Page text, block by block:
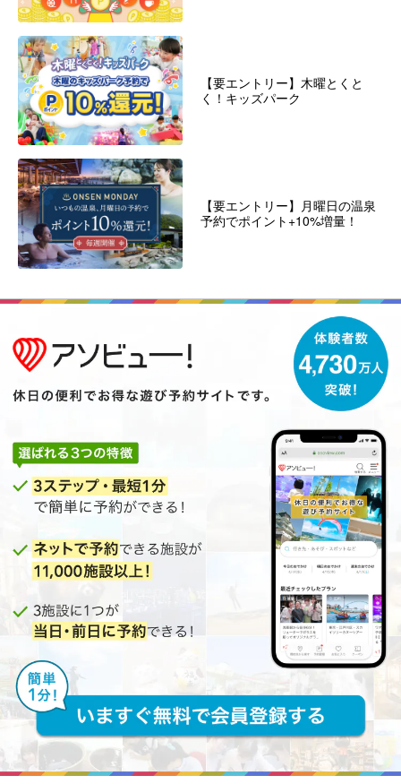
【要エントリー】木曜とくと
く！キッズパーク
【要エントリー】月曜日の温泉
予約でポイント+10%増量！